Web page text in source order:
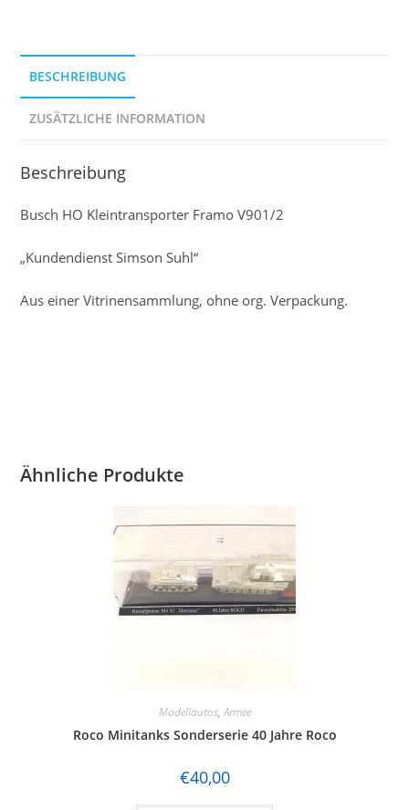
BESCHREIBUNG
ZUSÄTZLICHE INFORMATION
Beschreibung
Busch HO Kleintransporter Framo V901/2
„Kundendienst Simson Suhl“
Aus einer Vitrinensammlung, ohne org. Verpackung.
Ähnliche Produkte
Modellautos,Armee
Roco Minitanks Sonderserie 40 Jahre Roco
€40,00